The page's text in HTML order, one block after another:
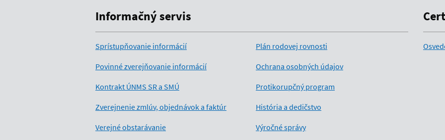
Informačný servis
Sprístupňovanie informácií
Povinné zverejňovanie informácií
Kontrakt ÚNMS SR a SMÚ
Zverejnenie zmlúv, objednávok a faktúr
Verejné obstarávanie
Plán rodovej rovnosti
Ochrana osobných údajov
Protikorupčný program
História a dedičstvo
Výročné správy